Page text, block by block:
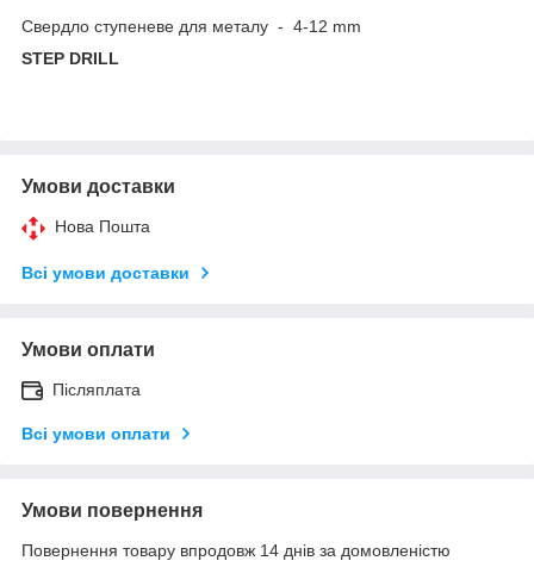
Свердло ступеневе для металу - 4-12 mm
STEP DRILL
Умови доставки
Нова Пошта
Всі умови доставки
Умови оплати
Післяплата
Всі умови оплати
Умови повернення
Повернення товару впродовж 14 днів за домовленістю